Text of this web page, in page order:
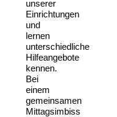
unserer
Einrichtungen
und
lernen
unterschiedliche
Hilfeangebote
kennen.
Bei
einem
gemeinsamen
Mittagsimbiss